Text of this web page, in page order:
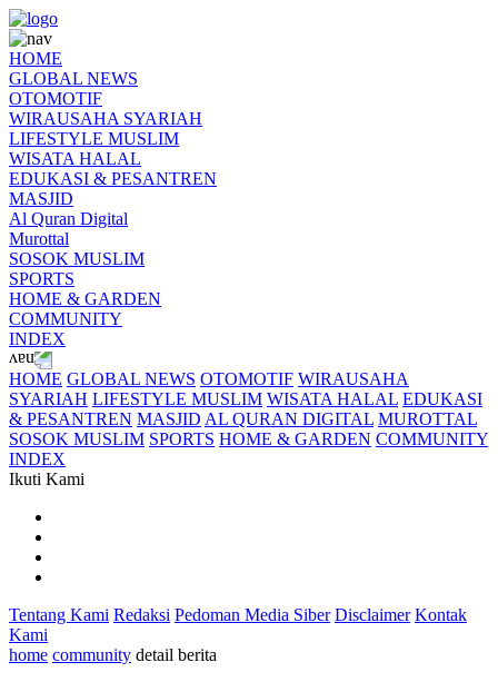
HOME
GLOBAL NEWS
OTOMOTIF
WIRAUSAHA SYARIAH
LIFESTYLE MUSLIM
WISATA HALAL
EDUKASI & PESANTREN
MASJID
Al Quran Digital
Murottal
SOSOK MUSLIM
SPORTS
HOME & GARDEN
COMMUNITY
INDEX
HOME GLOBAL NEWS OTOMOTIF WIRAUSAHA
SYARIAH LIFESTYLE MUSLIM WISATA HALAL EDUKASI
& PESANTREN MASJID AL QURAN DIGITAL MUROTTAL
SOSOK MUSLIM SPORTS HOME & GARDEN COMMUNITY
INDEX
Ikuti Kami
Tentang Kami Redaksi Pedoman Media Siber Disclaimer Kontak
Kami
home community detail berita